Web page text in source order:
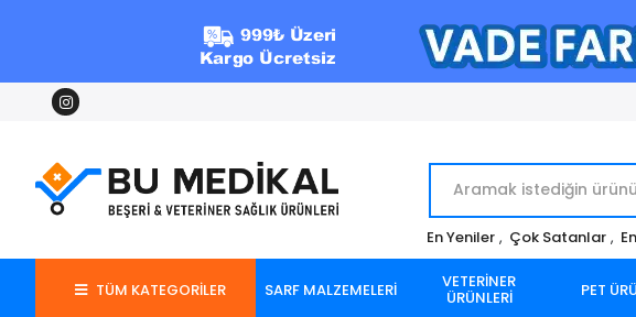
En Yeniler , Çok Satanlar ,
TÜM KATEGORİLER SARF MALZEMELERİ VETERİNER
ÜRÜNLERİ PET